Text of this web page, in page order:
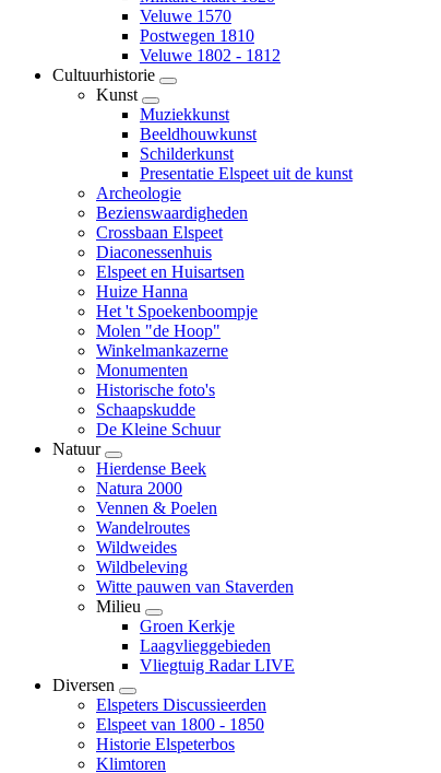
Veluwe 1570
Postwegen 1810
Veluwe 1802 - 1812
Cultuurhistorie
Kunst
Muziekkunst
Beeldhouwkunst
Schilderkunst
Presentatie Elspeet uit de kunst
Archeologie
Bezienswaardigheden
Crossbaan Elspeet
Diaconessenhuis
Elspeet en Huisartsen
Huize Hanna
Het 't Spoekenboompje
Molen "de Hoop"
Winkelmankazerne
Monumenten
Historische foto's
Schaapskudde
De Kleine Schuur
Natuur
Hierdense Beek
Natura 2000
Vennen & Poelen
Wandelroutes
Wildweides
Wildbeleving
Witte pauwen van Staverden
Milieu
Groen Kerkje
Laagvlieggebieden
Vliegtuig Radar LIVE
Diversen
Elspeters Discussieerden
Elspeet van 1800 - 1850
Historie Elspeterbos
Klimtoren